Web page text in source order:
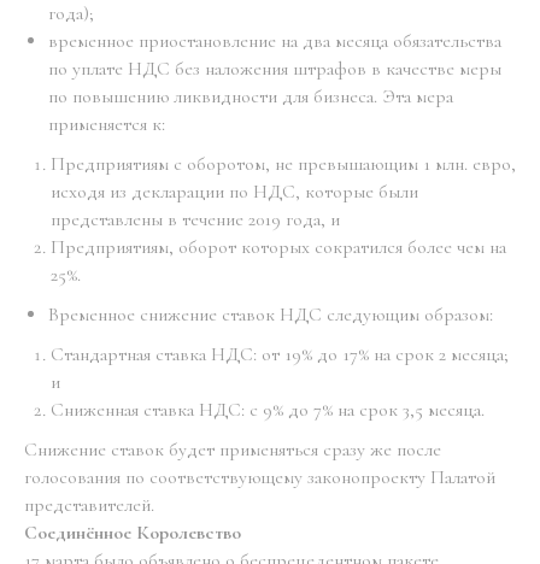
года);
временное приостановление на два месяца обязательства
по уплате НДС без наложения штрафов в качестве меры
по повышению ликвидности для бизнеса. Эта мера
применяется к:
Предприятиям с оборотом, не превышающим 1 млн. евро,
исходя из декларации по НДС, которые были
представлены в течение 2019 года, и
Предприятиям, оборот которых сократился более чем на
25%.
Временное снижение ставок НДС следующим образом:
Стандартная ставка НДС: от 19% до 17% на срок 2 месяца;
и
Сниженная ставка НДС: с 9% до 7% на срок 3,5 месяца.
Снижение ставок будет применяться сразу же после
голосования по соответствующему законопроекту Палатой
представителей.
Соединённое Королевство